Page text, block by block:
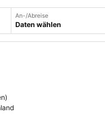
An-/Abreise
Daten wählen
)